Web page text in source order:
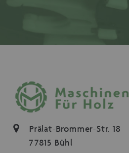
Prälat-Brommer-Str. 18
77815 Bühl